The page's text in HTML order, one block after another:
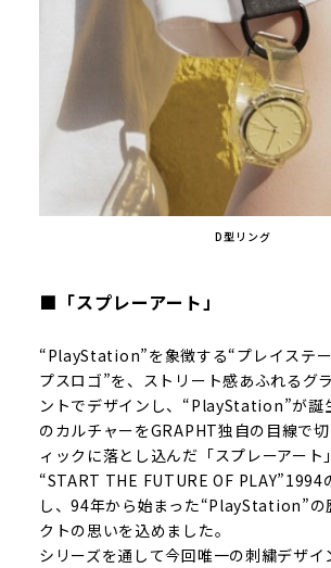
D型リング
■「スプレーアート」
“PlayStation”を象徴する“プレイステ
プスロゴ”を、ストリート感あふれるグ
ントでデザインし、“PlayStation”が誕
のカルチャーをGRAPHT独自の目線で
ィックに落とし込んだ「スプレーアート
“START THE FUTURE OF PLAY”1994
し、94年から始まった“PlayStation”の
クトの思いを込めました。
シリーズを通して今回唯一の刺繍デザイ